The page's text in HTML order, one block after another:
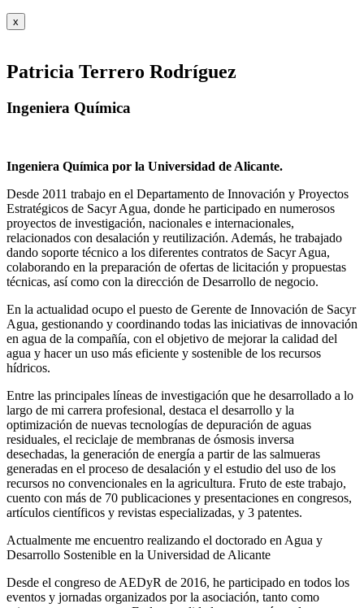
x
Patricia Terrero Rodríguez
Ingeniera Química
Ingeniera Química por la Universidad de Alicante.
Desde 2011 trabajo en el Departamento de Innovación y Proyectos
Estratégicos de Sacyr Agua, donde he participado en numerosos
proyectos de investigación, nacionales e internacionales,
relacionados con desalación y reutilización. Además, he trabajado
dando soporte técnico a los diferentes contratos de Sacyr Agua,
colaborando en la preparación de ofertas de licitación y propuestas
técnicas, así como con la dirección de Desarrollo de negocio.
En la actualidad ocupo el puesto de Gerente de Innovación de Sacyr
Agua, gestionando y coordinando todas las iniciativas de innovación
en agua de la compañía, con el objetivo de mejorar la calidad del
agua y hacer un uso más eficiente y sostenible de los recursos
hídricos.
Entre las principales líneas de investigación que he desarrollado a lo
largo de mi carrera profesional, destaca el desarrollo y la
optimización de nuevas tecnologías de depuración de aguas
residuales, el reciclaje de membranas de ósmosis inversa
desechadas, la generación de energía a partir de las salmueras
generadas en el proceso de desalación y el estudio del uso de los
recursos no convencionales en la agricultura. Fruto de este trabajo,
cuento con más de 70 publicaciones y presentaciones en congresos,
artículos científicos y revistas especializadas, y 3 patentes.
Actualmente me encuentro realizando el doctorado en Agua y
Desarrollo Sostenible en la Universidad de Alicante
Desde el congreso de AEDyR de 2016, he participado en todos los
eventos y jornadas organizados por la asociación, tanto como